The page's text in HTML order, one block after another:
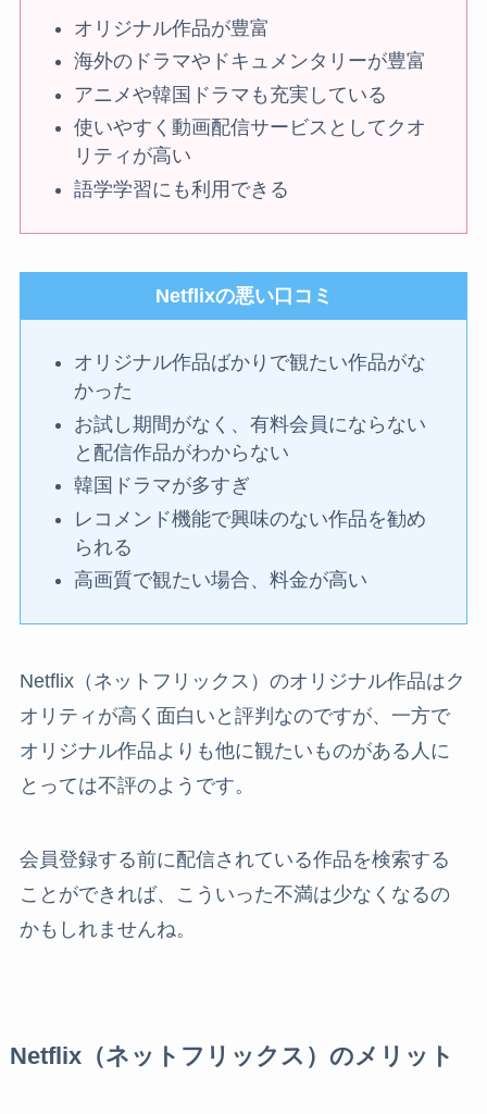
オリジナル作品が豊富
海外のドラマやドキュメンタリーが豊富
アニメや韓国ドラマも充実している
使いやすく動画配信サービスとしてクオ
リティが高い
語学学習にも利用できる
Netflixの悪い口コミ
オリジナル作品ばかりで観たい作品がな
かった
お試し期間がなく、有料会員にならない
と配信作品がわからない
韓国ドラマが多すぎ
レコメンド機能で興味のない作品を勧め
られる
高画質で観たい場合、料金が高い
Netflix（ネットフリックス）のオリジナル作品はク
オリティが高く面白いと評判なのですが、一方で
オリジナル作品よりも他に観たいものがある人に
とっては不評のようです。
会員登録する前に配信されている作品を検索する
ことができれば、こういった不満は少なくなるの
かもしれませんね。
Netflix（ネットフリックス）のメリット